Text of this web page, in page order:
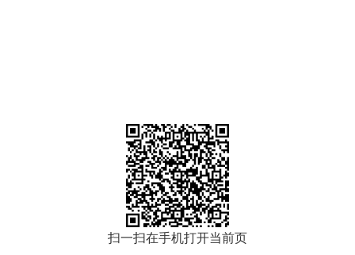
扫一扫在手机打开当前页